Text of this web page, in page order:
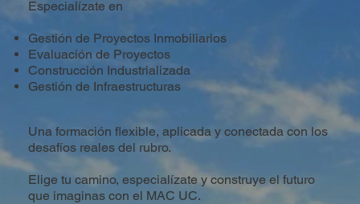
Especialízate en
Gestión de Proyectos Inmobiliarios
Evaluación de Proyectos
Construcción Industrializada
Gestión de Infraestructuras
Una formación flexible, aplicada y conectada con los
desafíos reales del rubro.
Elige tu camino, especialízate y construye el futuro
que imaginas con el MAC UC.